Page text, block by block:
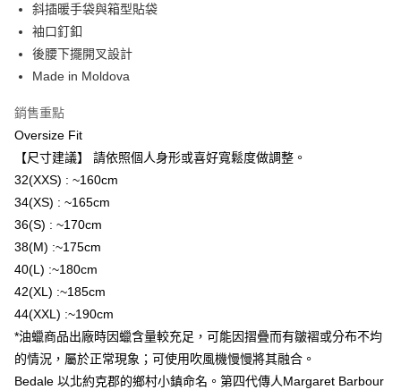
玉山商業銀行
台新國際商業銀行
台灣樂天信用卡公司
全盈+PAY
【關於「AFTEE先享後付」】
便利好安心！
１．簡單：不需註冊會員、不需綁卡、不需儲值。
３．安心：先確認商品／服務後，再付款。
【「AFTEE先享後付」結帳流程】
結帳頁面，進行簡訊認證並確認金額後，即可完成結帳。
２．訂單成立數日內，您將收到繳費通知簡訊。
３．收到繳費通知簡訊後14天內，點擊此簡訊中的連結，可透過四大超商／
ATM／網路銀行／等多元方式進行付款，方視為交易完成。
※ 請注意：結帳手續完成當下不需立刻繳費，但若您需要取消訂單，請聯絡
購買商品的店家。未經商家同意取消之訂單仍視為有效，需透過AFTEE先享
※ 交易是否成功請以「AFTEE先享後付 」之結帳頁面顯示為準，若有關於
是否繳費成功／繳費後需取消欲退款等相關疑問，請聯繫「AFTEE先享後付
ATM付款
運送方式
每筆NT$120，滿NT$3,000(含以上)免運費
斜插暖手袋與箱型貼袋
袖口釘釦
後腰下擺開叉設計
Made in Moldova
銷售重點
Oversize Fit
【尺寸建議】 請依照個人身形或喜好寬鬆度做調整。
32(XXS) : ~160cm
34(XS) : ~165cm
36(S) : ~170cm
38(M) :~175cm
40(L) :~180cm
42(XL) :~185cm
44(XXL) :~190cm
*油蠟商品出廠時因蠟含量較充足，可能因摺疊而有皺褶或分布不均
的情況，屬於正常現象；可使用吹風機慢慢將其融合。
Bedale 以北約克郡的鄉村小鎮命名。第四代傳人Margaret Barbour